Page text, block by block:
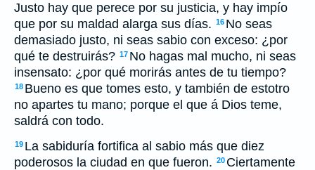
Justo hay que perece por su justicia, y hay impío
que por su maldad alarga sus días. 16 No seas
demasiado justo, ni seas sabio con exceso: ¿por
qué te destruirás? 17 No hagas mal mucho, ni seas
insensato: ¿por qué morirás antes de tu tiempo?
18 Bueno es que tomes esto, y también de estotro
no apartes tu mano; porque el que á Dios teme,
saldrá con todo.
19 La sabiduría fortifica al sabio más que diez
poderosos la ciudad en que fueron. 20 Ciertamente